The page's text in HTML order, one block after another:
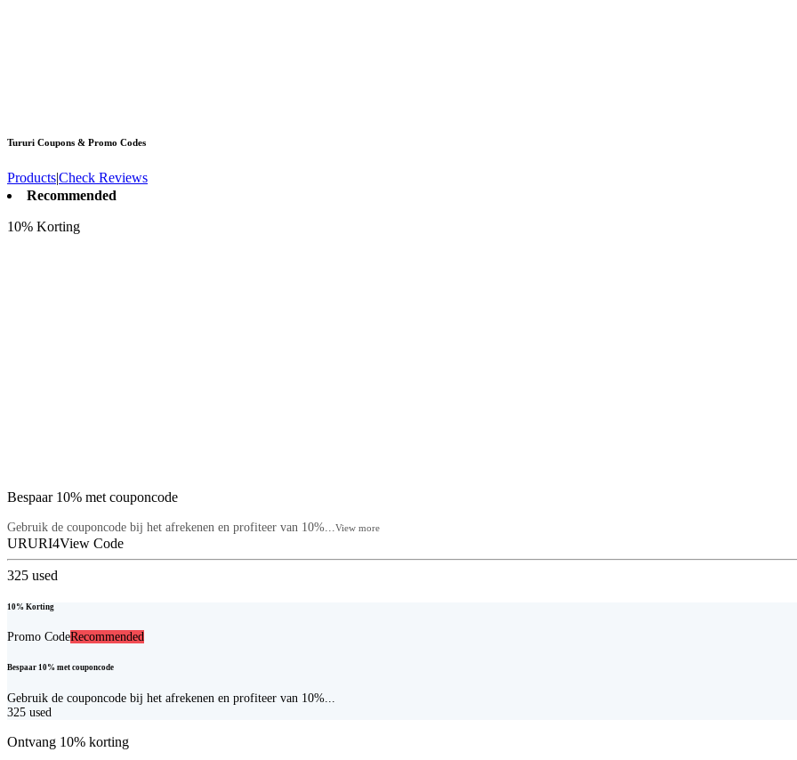
Tururi Coupons & Promo Codes
Products|Check Reviews
Recommended
10% Korting
Bespaar 10% met couponcode
Gebruik de couponcode bij het afrekenen en profiteer van 10%... View more
URURI4View Code
325 used
10% Korting
Promo CodeRecommended
Bespaar 10% met couponcode
Gebruik de couponcode bij het afrekenen en profiteer van 10%...
325 used
Ontvang 10% korting